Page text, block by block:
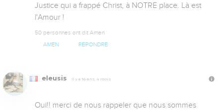
Justice qui a frappé Christ, à NOTRE place. Là est
l'Amour !
50 personnes ont dit Amen
AMEN RÉPONDRE
eleusis Il y a 16 ans, 4 mois
Oui!! merci de nous rappeler que nous sommes